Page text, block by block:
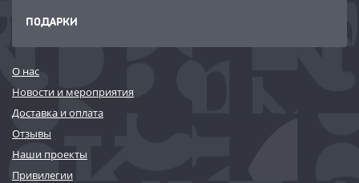
ПОДАРКИ
О нас
Новости и мероприятия
Доставка и оплата
Отзывы
Наши проекты
Привилегии